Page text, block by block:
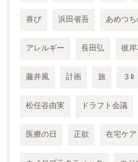
喜び 浜田省吾 あめつ
アレルギー 長田弘 彼
藤井風 計画 旅 ３R
松任谷由実 ドラフト会議
医療の日 正欲 在宅ケア